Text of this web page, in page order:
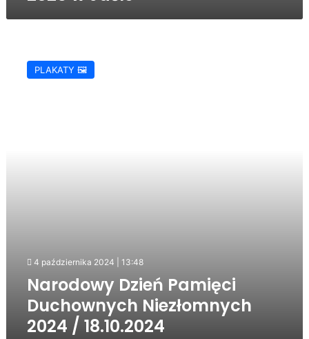
Dzień
PamięciPLAKATY 🖼️
4 października 2024 | 13:48
Narodowy Dzień Pamięci
Duchownych Niezłomnych
2024 / 18.10.2024